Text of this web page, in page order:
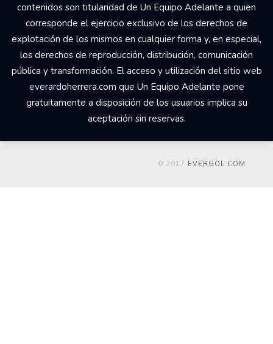
contenidos son titularidad de Un Equipo Adelante a quien
corresponde el ejercicio exclusivo de los derechos de
explotación de los mismos en cualquier forma y, en especial,
los derechos de reproducción, distribución, comunicación
pública y transformación. El acceso y utilización del sitio web
everardoherrera.com que Un Equipo Adelante pone
gratuitamente a disposición de los usuarios implica su
aceptación sin reservas.
© 2017 EVERGOL.COM